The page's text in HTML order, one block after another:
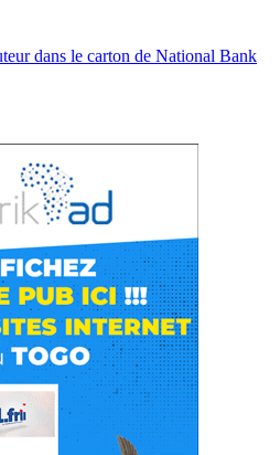
dans le carton de National Bank